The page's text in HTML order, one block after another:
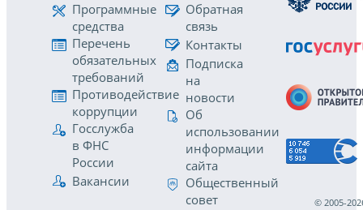
Программные
средства
Перечень
обязательных
требований
Противодействие
коррупции
Госслужба
в ФНС
России
Вакансии
Обратная
связь
Контакты
Подписка
на
новости
Об
использовании
информации
сайта
Общественный
совет
© 2005-